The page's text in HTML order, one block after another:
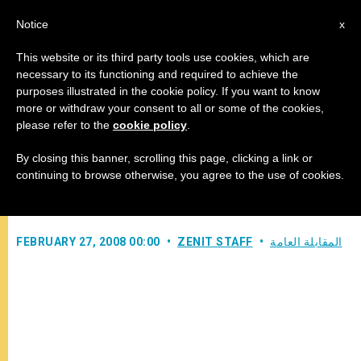
تعليم الأربعاء لقداسة البابا بندكتس
السادس عشر
FEBRUARY 27, 2008 00:00 ZENIT STAFF المقابلة العامة
x
Notice
This website or its third party tools use cookies, which are
necessary to its functioning and required to achieve the
purposes illustrated in the cookie policy. If you want to know
more or withdraw your consent to all or some of the cookies,
please refer to the cookie policy
By closing this banner, scrolling this page, clicking a link or
continuing to browse otherwise, you agree to the use of cookies.